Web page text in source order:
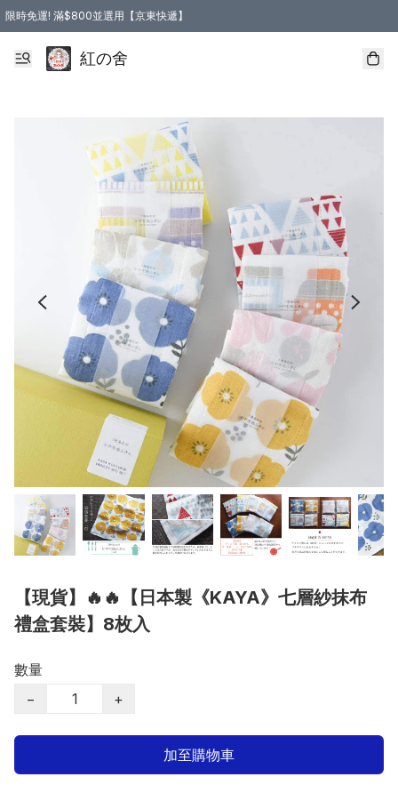
限時免運! 滿$800並選用【京東快遞】
紅の舍
【現貨】🔥🔥【日本製《KAYA》七層紗抹布
禮盒套裝】8枚入
數量
−
+
加至購物車